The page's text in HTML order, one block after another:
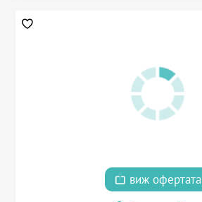
виж офертата